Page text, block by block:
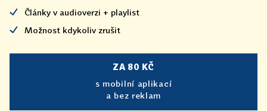
Články v audioverzi + playlist
Možnost kdykoliv zrušit
ZA 80 KČ
s mobilní aplikací
a bez reklam